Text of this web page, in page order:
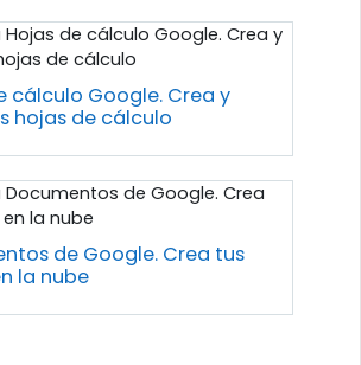
cálculo Google. Crea y
hojas de cálculo
de Google. Crea tus
la nube